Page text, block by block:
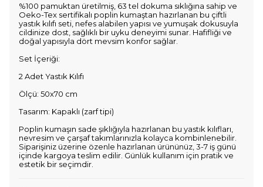
%100 pamuktan üretilmiş, 63 tel dokuma sıklığına sahip ve
Oeko-Tex sertifikalı poplin kumaştan hazırlanan bu çiftli
yastık kılıfı seti, nefes alabilen yapısı ve yumuşak dokusuyla
cildinize dost, sağlıklı bir uyku deneyimi sunar. Hafifliği ve
doğal yapısıyla dört mevsim konfor sağlar.
Set İçeriği:
2 Adet Yastık Kılıfı
Ölçü: 50x70 cm
Tasarım: Kapaklı (zarf tipi)
Poplin kumaşın sade şıklığıyla hazırlanan bu yastık kılıfları,
nevresim ve çarşaf takımlarınızla kolayca kombinlenebilir.
Siparişiniz üzerine özenle hazırlanan ürününüz, 3-7 iş günü
içinde kargoya teslim edilir. Günlük kullanım için pratik ve
estetik bir seçimdir.